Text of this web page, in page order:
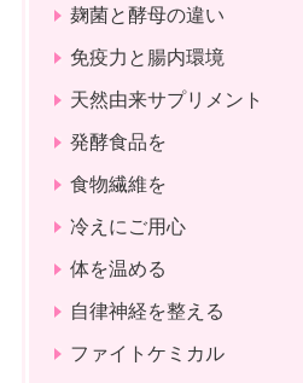
麹菌と酵母の違い
免疫力と腸内環境
天然由来サプリメント
発酵食品を
食物繊維を
冷えにご用心
体を温める
自律神経を整える
ファイトケミカル